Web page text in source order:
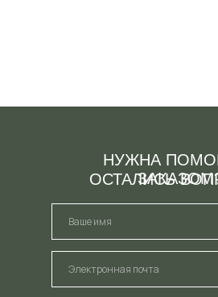
ОСТАЛИСЬ
НУЖНА